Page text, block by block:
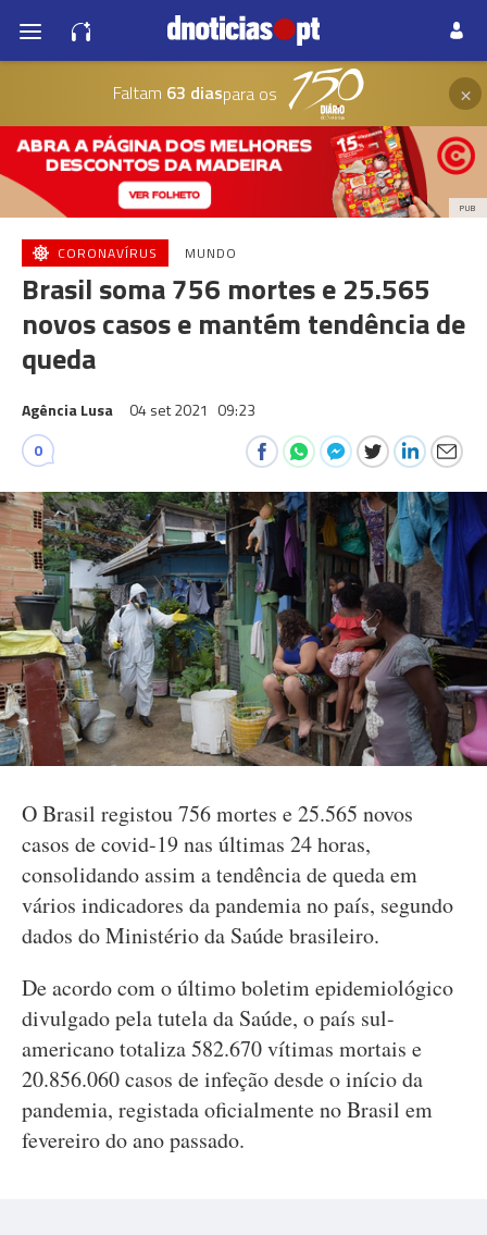
Faltam 63 diaspara os ×
PUB
CORONAVÍRUS MUNDO
Brasil soma 756 mortes e 25.565
novos casos e mantém tendência de
queda
Agência Lusa 04 set 2021 09:23
0
O Brasil registou 756 mortes e 25.565 novos
casos de covid-19 nas últimas 24 horas,
consolidando assim a tendência de queda em
vários indicadores da pandemia no país, segundo
dados do Ministério da Saúde brasileiro.
De acordo com o último boletim epidemiológico
divulgado pela tutela da Saúde, o país sul-
americano totaliza 582.670 vítimas mortais e
20.856.060 casos de infeção desde o início da
pandemia, registada oficialmente no Brasil em
fevereiro do ano passado.